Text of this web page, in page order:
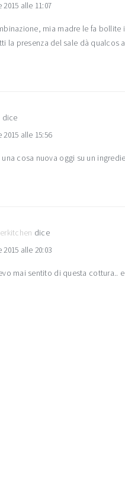
alle 11:07
mia madre le fa
la presenza del sale dà qualcos
dice
alle 15:56
una cosa nuova oggi su un
dice
alle 20:03
mai sentito di questa cottura..